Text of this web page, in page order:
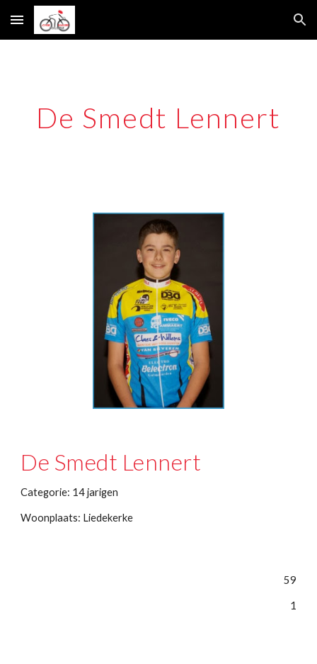
Skip to main content Skip to navigation
De Smedt Lennert
De Smedt Lennert
Categorie: 14 jarigen
Woonplaats: Liedekerke
59
1